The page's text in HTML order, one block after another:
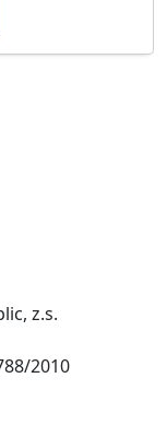
z.s.
2010